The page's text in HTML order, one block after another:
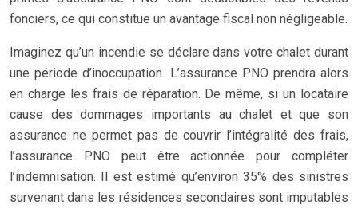
fonciers, ce qui constitue un avantage fiscal non négligeable.
Imaginez qu’un incendie se déclare dans votre chalet durant
une période d’inoccupation. L’assurance PNO prendra alors
en charge les frais de réparation. De même, si un locataire
cause des dommages importants au chalet et que son
assurance ne permet pas de couvrir l’intégralité des frais,
l’assurance PNO peut être actionnée pour compléter
l’indemnisation. Il est estimé qu’environ 35% des sinistres
survenant dans les résidences secondaires sont imputables